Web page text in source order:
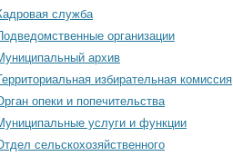
служба
организации
архив
избирательная комиссия
опеки и попечительства
услуги и функции
сельскохозяйственного